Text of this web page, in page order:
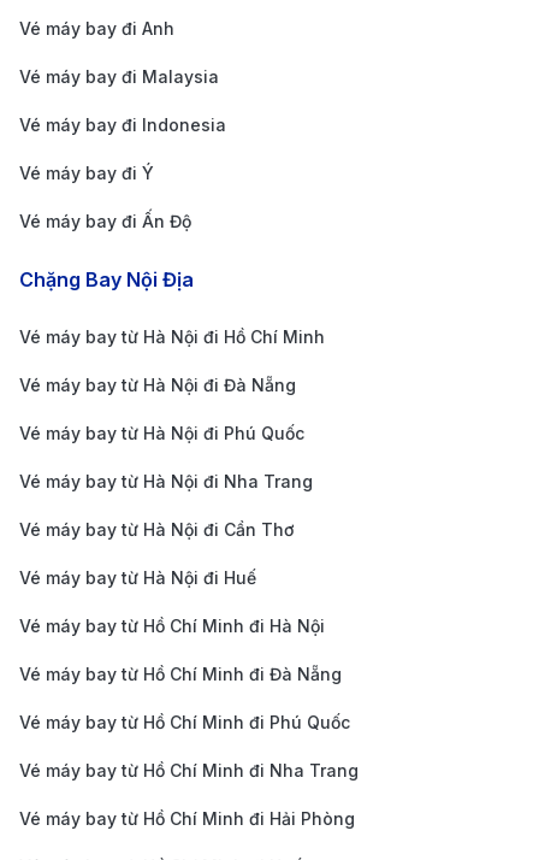
Tuy nhiên, thời gian di chuyển sẽ lâu hơn và không
tiện lợi cho những người mang nhiều hành lý.
Xe công nghệ Grab, Be - Lựa chọn tiết kiệm và tiện lợi.
(Ảnh: Internet)
Thành phố Hồ Chí Minh
bạn cần biết một số mẹo và chiến lược để tối ưu hóa
Vé máy bay đi Anh
Vé máy bay đi Malaysia
Vé máy bay đi Indonesia
Vé máy bay đi Ý
Vé máy bay đi Ấn Độ
Chặng Bay Nội Địa
Vé máy bay từ Hà Nội đi Hồ Chí Minh
Vé máy bay từ Hà Nội đi Đà Nẵng
Vé máy bay từ Hà Nội đi Phú Quốc
Vé máy bay từ Hà Nội đi Nha Trang
Vé máy bay từ Hà Nội đi Cần Thơ
Vé máy bay từ Hà Nội đi Huế
Vé máy bay từ Hồ Chí Minh đi Hà Nội
Vé máy bay từ Hồ Chí Minh đi Đà Nẵng
Vé máy bay từ Hồ Chí Minh đi Phú Quốc
Vé máy bay từ Hồ Chí Minh đi Nha Trang
Vé máy bay từ Hồ Chí Minh đi Hải Phòng